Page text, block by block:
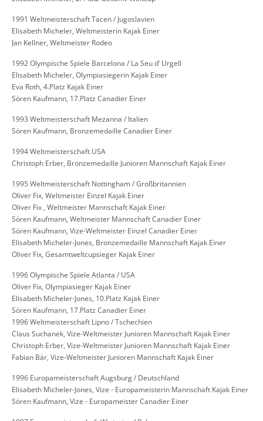
1991 Weltmeisterschaft Tacen / Jugoslavien
Elisabeth Micheler, Weltmeisterin Kajak Einer
Jan Kellner, Weltmeister Rodeo
1992 Olympische Spiele Barcelona / La Seu d’ Urgell
Elisabeth Micheler, Olympiasiegerin Kajak Einer
Eva Roth, 4.Platz Kajak Einer
Sören Kaufmann, 17.Platz Canadier Einer
1993 Weltmeisterschaft Mezanna / Italien
Sören Kaufmann, Bronzemedaille Canadier Einer
1994 Weltmeisterschaft USA
Christoph Erber, Bronzemedaille Junioren Mannschaft Kajak Einer
1995 Weltmeisterschaft Nottingham / Großbritannien
Oliver Fix, Weltmeister Einzel Kajak Einer
Oliver Fix , Weltmeister Mannschaft Kajak Einer
Sören Kaufmann, Weltmeister Mannschaft Canadier Einer
Sören Kaufmann, Vize-Weltmeister Einzel Canadier Einer
Elisabeth Micheler-Jones, Bronzemedaille Mannschaft Kajak Einer
Oliver Fix, Gesamtweltcupsieger Kajak Einer
1996 Olympische Spiele Atlanta / USA
Oliver Fix, Olympiasieger Kajak Einer
Elisabeth Micheler-Jones, 10.Platz Kajak Einer
Sören Kaufmann, 17.Platz Canadier Einer
1996 Weltmeisterschaft Lipno / Tschechien
Claus Suchanek, Vize-Weltmeister Junioren Mannschaft Kajak Einer
Christoph Erber, Vize-Weltmeister Junioren Mannschaft Kajak Einer
Fabian Bär, Vize-Weltmeister Junioren Mannschaft Kajak Einer
1996 Europameisterschaft Augsburg / Deutschland
Elisabeth Micheler-Jones, Vize - Europameisterin Mannschaft Kajak Einer
Sören Kaufmann, Vize - Europameister Canadier Einer